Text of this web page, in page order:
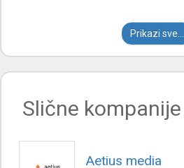
Prikazi sve...
Slične kompanije
Aetius media